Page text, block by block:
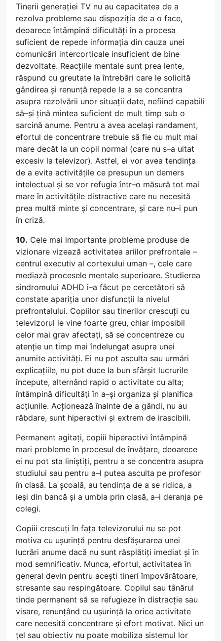
Tinerii generației TV nu au capacitatea de a
rezolva probleme sau dispoziția de a o face,
deoarece întâmpină dificultăți în a procesa
suficient de repede informația din cauza unei
comunicări intercorticale insuficient de bine
dezvoltate. Reacțiile mentale sunt prea lente,
răspund cu greutate la întrebări care le solicită
gândirea și renunță repede la a se concentra
asupra rezolvării unor situații date, nefiind capabili
să–și țină mintea suficient de mult timp sub o
sarcină anume. Pentru a avea același randament,
efortul de concentrare trebuie să fie cu mult mai
mare decât la un copil normal (care nu s–a uitat
excesiv la televizor). Astfel, ei vor avea tendința
de a evita activitățile ce presupun un demers
intelectual și se vor refugia într–o măsură tot mai
mare în activitățile distractive care nu necesită
prea multă minte și concentrare, și care nu–i pun
în criză.
10. Cele mai importante probleme produse de
vizionare vizează activitatea ariilor prefrontale –
centrul executiv al cortexului uman –, cele care
mediază procesele mentale superioare. Studierea
sindromului ADHD i–a făcut pe cercetători să
constate apariția unor disfuncții la nivelul
prefrontalului. Copiilor sau tinerilor crescuți cu
televizorul le vine foarte greu, chiar imposibil
celor mai grav afectați, să se concentreze cu
atenție un timp mai îndelungat asupra unei
anumite activități. Ei nu pot asculta sau urmări
explicațiile, nu pot duce la bun sfârșit lucrurile
începute, alternând rapid o activitate cu alta;
întâmpină dificultăți în a–și organiza și planifica
acțiunile. Acționează înainte de a gândi, nu au
răbdare, sunt hiperactivi și extrem de irascibili.
Permanent agitați, copiii hiperactivi întâmpină
mari probleme în procesul de învățare, deoarece
ei nu pot sta liniștiți, pentru a se concentra asupra
studiului sau pentru a–l putea asculta pe profesor
în clasă. La școală, au tendința de a se ridica, a
ieși din bancă și a umbla prin clasă, a–i deranja pe
colegi.
Copiii crescuți în fața televizorului nu se pot
motiva cu ușurință pentru desfășurarea unei
lucrări anume dacă nu sunt răsplătiți imediat și în
mod semnificativ. Munca, efortul, activitatea în
general devin pentru acești tineri împovărătoare,
stresante sau respingătoare. Copilul sau tânărul
tinde permanent să se refugieze în distracție sau
visare, renunțând cu ușurință la orice activitate
care necesită concentrare și efort motivat. Nici un
țel sau obiectiv nu poate mobiliza sistemul lor